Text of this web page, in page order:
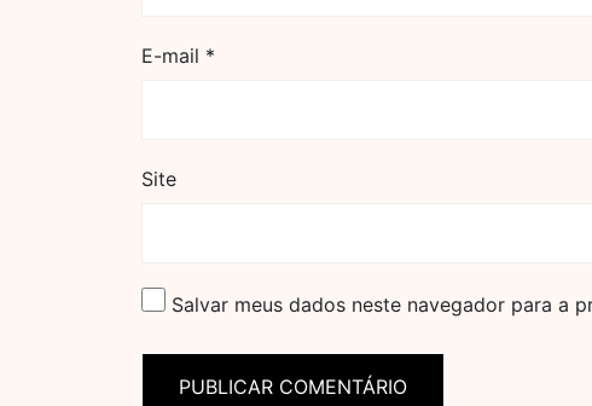
E-mail *
Site
Salvar meus dados neste navegador para a